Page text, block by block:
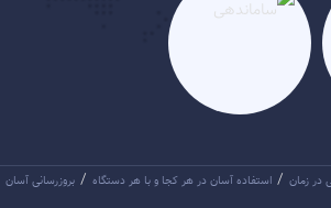
در زمان / استفاده آسان در هر کجا و با هر دستگاه / بروزرسانی آسان